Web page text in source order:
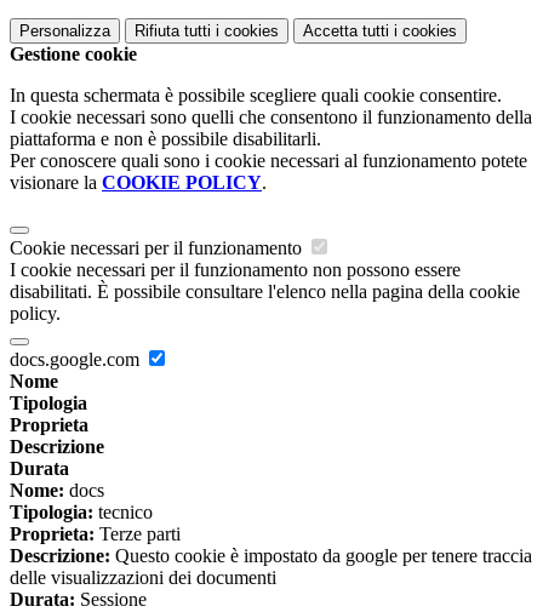
Personalizza Rifiuta tutti i cookies Accetta tutti i cookies
Gestione cookie
In questa schermata è possibile scegliere quali cookie consentire.
I cookie necessari sono quelli che consentono il funzionamento della
piattaforma e non è possibile disabilitarli.
Per conoscere quali sono i cookie necessari al funzionamento potete
visionare la COOKIE POLICY.
Cookie necessari per il funzionamento
I cookie necessari per il funzionamento non possono essere
disabilitati. È possibile consultare l'elenco nella pagina della cookie
policy.
docs.google.com
Nome
Tipologia
Proprieta
Descrizione
Durata
Nome: docs
Tipologia: tecnico
Proprieta: Terze parti
Descrizione: Questo cookie è impostato da google per tenere traccia
delle visualizzazioni dei documenti
Durata: Sessione